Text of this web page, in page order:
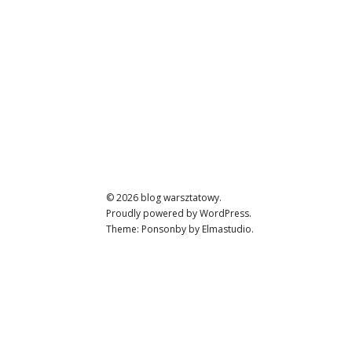
© 2026 blog warsztatowy.
Proudly powered byWordPress.
Theme: Ponsonby by Elmastudio.